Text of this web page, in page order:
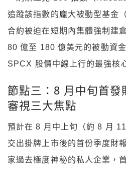
追蹤該指數的龐大被動型基金
合約被迫在短期內集體強制建
80 億至 180 億美元的被動資
SPCX 股價中線上行的最強核
節點三：8 月中旬首發
審視三大焦點
預計在 8 月中上旬（約 8 月
交出掛牌上市後的首份季度財
家過去極度神秘的私人企業，